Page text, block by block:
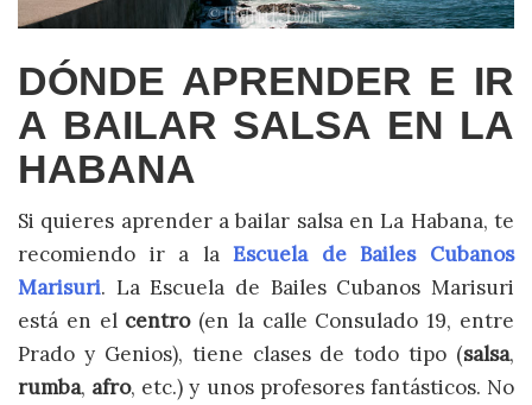
DÓNDE APRENDER E IR
A BAILAR SALSA EN LA
HABANA
Si quieres aprender a bailar salsa en La Habana, te
recomiendo ir a laEscuela de Bailes Cubanos
Marisuri. La Escuela de Bailes Cubanos Marisuri
está en el centro (en la calle Consulado 19, entre
Prado y Genios), tiene clases de todo tipo (salsa,
rumba, afro, etc.) y unos profesores fantásticos. No